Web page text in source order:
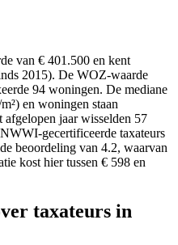
van € 401.500 en kent
2015). De WOZ-waarde
94 woningen. De mediane
en woningen staan
jaar wisselden 57
gecertificeerde taxateurs
beoordeling van 4.2, waarvan
kost hier tussen € 598 en
taxateurs in